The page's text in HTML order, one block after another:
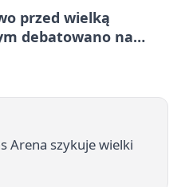
przed wielką
debatowano na
Arena szykuje wielki